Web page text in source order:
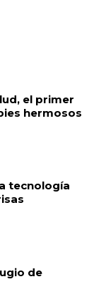
el primer
hermosos
tecnología
de